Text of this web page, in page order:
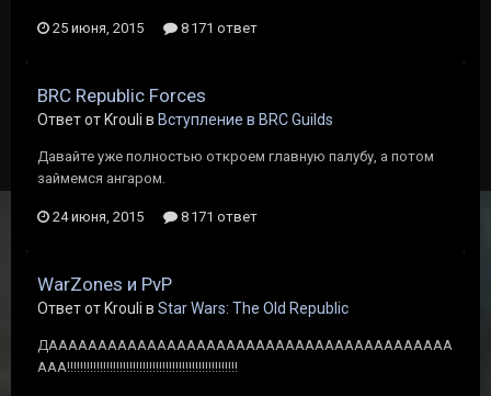
25 июня, 2015 8 171 ответ
BRC Republic Forces
Ответ от Krouli в Вступление в BRC Guilds
Давайте уже полностью откроем главную палубу, а потом
займемся ангаром.
24 июня, 2015 8 171 ответ
WarZones и PvP
Ответ от Krouli в Star Wars: The Old Republic
ДААААААААААААААААААААААААААААААААААААААААА
ААА!!!!!!!!!!!!!!!!!!!!!!!!!!!!!!!!!!!!!!!!!!!!!!!!!!!!